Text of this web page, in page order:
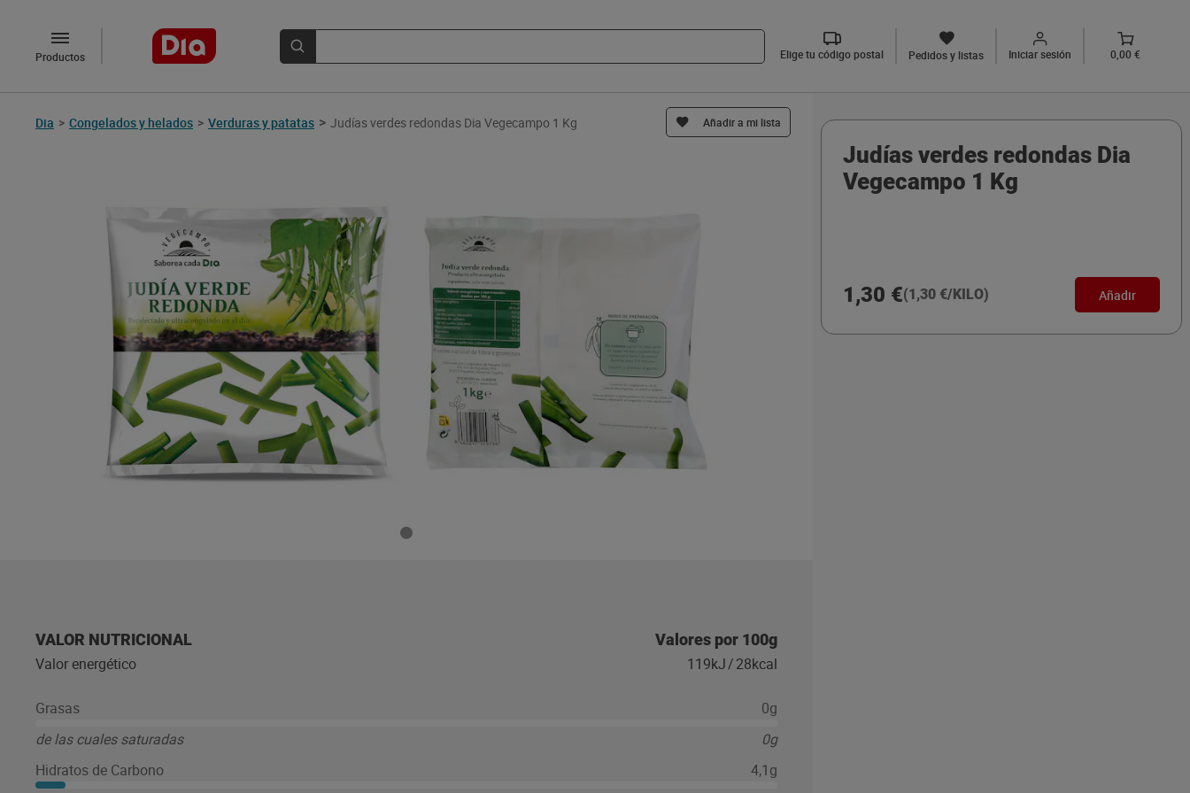
Productos Elige tu código postal Pedidos y listas Iniciar sesión 0,00 €
Dia > Congelados y helados > Verduras y patatas > Judías verdes redondas Dia Vegecampo 1 Kg Añadir a mi lista
VALOR NUTRICIONAL Valores por 100g
Valor energético 119kJ/28kcal
Grasas
0g
de las cuales saturadas
0g
Hidratos de Carbono
4,1g
Judías verdes redondas Dia
Vegecampo 1 Kg
1,30 €(1,30 €/KILO) Añadir